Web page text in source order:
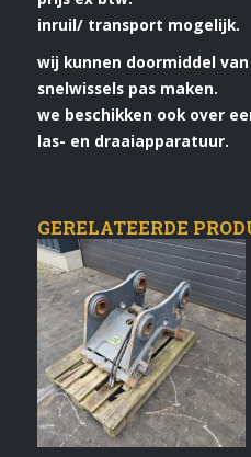
inruil/ transport mogelijk.
wij kunnen doormiddel
snelwissels pas maken.
we beschikken ook over
las- en draaiapparatuur.
GERELATEERDE